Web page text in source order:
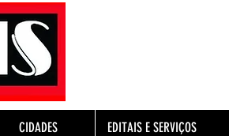
CIDADES EDITAIS E SERVIÇOS